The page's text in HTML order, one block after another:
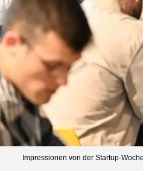
Impres­sio­nen von der Startup-